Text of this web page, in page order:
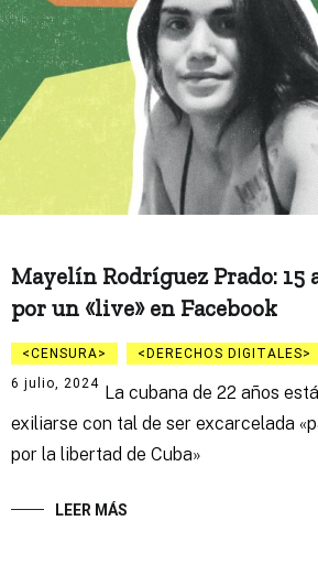
Mayelín Rodríguez Prado: 15
por un «live» en Facebook
CENSURA DERECHOS DIGITALES
6 julio, 2024 La cubana de 22 años
exiliarse con tal de ser excarcelada
por la libertad de Cuba»
LEER MÁS